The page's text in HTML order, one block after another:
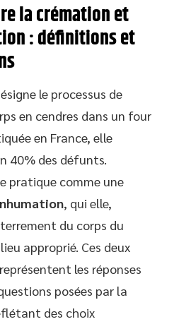
la crémation et
: définitions et
le processus de
en cendres dans un four
en France, elle
40% des défunts.
pratique comme une
, qui elle,
du corps du
approprié. Ces deux
les réponses
posées par la
des choix